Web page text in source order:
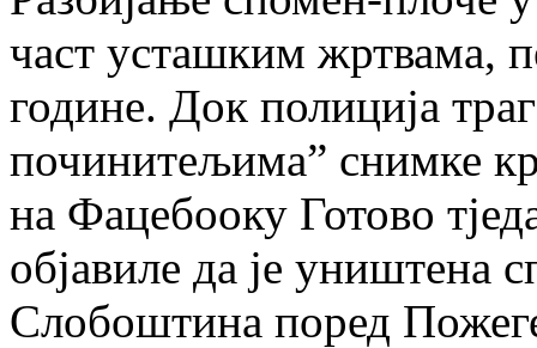
част усташким жртвама,
године. Док полиција
починитељима” снимке
на Фацебооку Готово
објавиле да је уништена
Слобоштина поред